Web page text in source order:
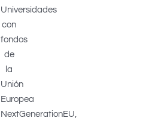
Universidades
con
fondos
de
la
Unión
Europea
NextGenerationEU,